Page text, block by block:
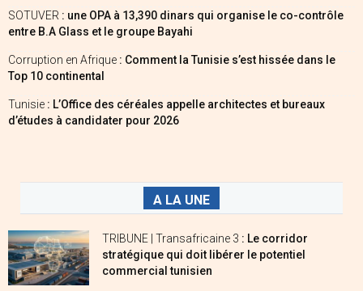
SOTUVER : une OPA à 13,390 dinars qui organise le co-contrôle
entre B.A Glass et le groupe Bayahi
Corruption en Afrique : Comment la Tunisie s’est hissée dans le
Top 10 continental
Tunisie : L’Office des céréales appelle architectes et bureaux
d’études à candidater pour 2026
A LA UNE
TRIBUNE | Transafricaine 3 : Le corridor
stratégique qui doit libérer le potentiel
commercial tunisien